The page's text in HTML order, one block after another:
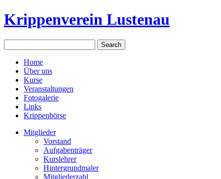
Krippenverein Lustenau
Home
Über uns
Kurse
Veranstaltungen
Fotogalerie
Links
Krippenbörse
Mitglieder
Vorstand
Aufgabenträger
Kurslehrer
Hintergrundmaler
Mitgliederzahl